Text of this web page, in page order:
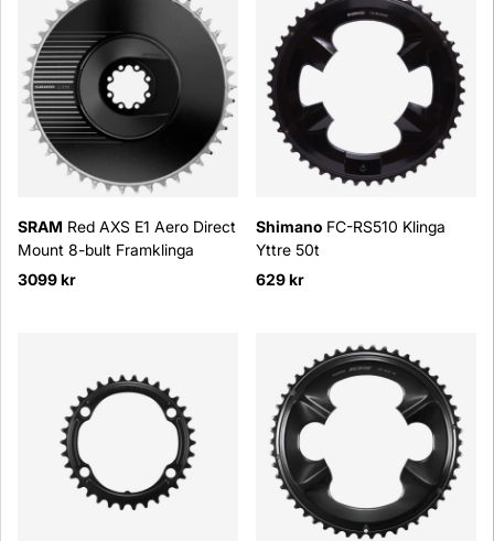
SRAM Red AXS E1 Aero Direct
Mount 8-bult Framklinga
3099 kr
Shimano FC-RS510 Klinga
Yttre 50t
629 kr